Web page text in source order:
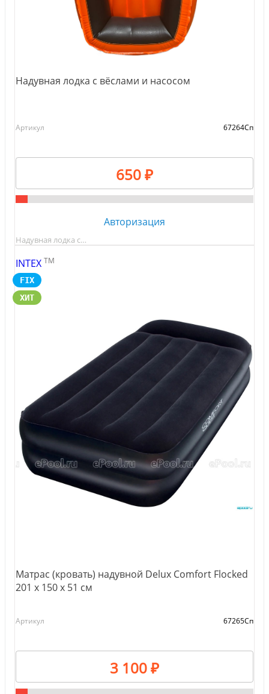
Надувная лодка с вёслами и насосом
Артикул 67264Сп
650 ₽
Авторизация
Надувная лодка с…
INTEX TM
FIX
ХИТ
Матрас (кровать) надувной Delux Comfort Flocked
201 х 150 х 51 см
Артикул 67265Сп
3 100 ₽